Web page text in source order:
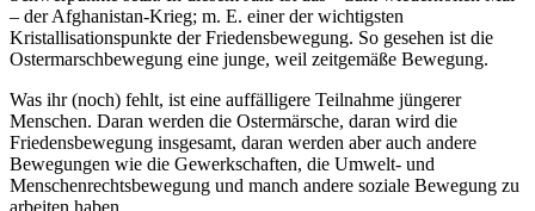
– der Afghanistan-Krieg; m. E. einer der wichtigsten
Kristallisationspunkte der Friedensbewegung. So gesehen ist die
Ostermarschbewegung eine junge, weil zeitgemäße Bewegung.
Was ihr (noch) fehlt, ist eine auffälligere Teilnahme jüngerer
Menschen. Daran werden die Ostermärsche, daran wird die
Friedensbewegung insgesamt, daran werden aber auch andere
Bewegungen wie die Gewerkschaften, die Umwelt- und
Menschenrechtsbewegung und manch andere soziale Bewegung zu
arbeiten haben.